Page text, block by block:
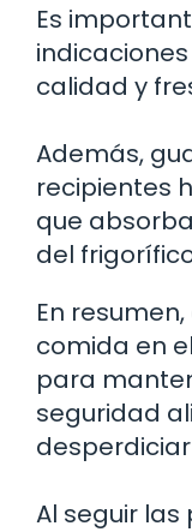
Es
calidad y
Además,
recipientes
que
del
En
comida en
para
seguridad
Al seguir